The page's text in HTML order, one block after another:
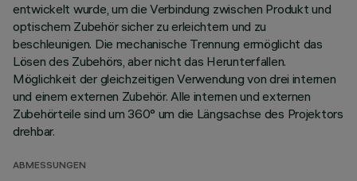
entwickelt wurde, um die Verbindung zwischen Produkt und
optischem Zubehör sicher zu erleichtern und zu
beschleunigen. Die mechanische Trennung ermöglicht das
Lösen des Zubehörs, aber nicht das Herunterfallen.
Möglichkeit der gleichzeitigen Verwendung von drei internen
und einem externen Zubehör. Alle internen und externen
Zubehörteile sind um 360° um die Längsachse des Projektors
drehbar.
ABMESSUNGEN